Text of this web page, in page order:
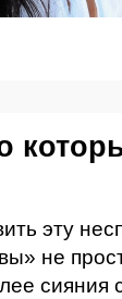
эту
не